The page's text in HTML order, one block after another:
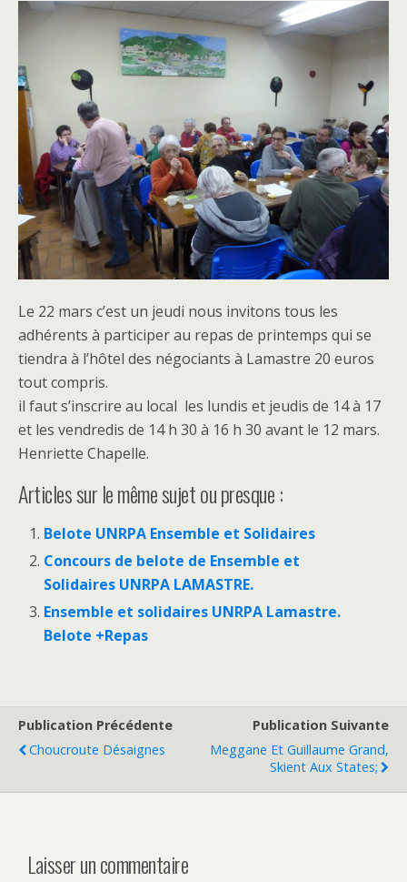
Le 22 mars c’est un jeudi nous invitons tous les
adhérents à participer au repas de printemps qui se
tiendra à l’hôtel des négociants à Lamastre 20 euros
tout compris.
il faut s’inscrire au local les lundis et jeudis de 14 à 17
et les vendredis de 14 h 30 à 16 h 30 avant le 12 mars.
Henriette Chapelle.
Articles sur le même sujet ou presque :
Belote UNRPA Ensemble et Solidaires
Concours de belote de Ensemble et
Solidaires UNRPA LAMASTRE.
Ensemble et solidaires UNRPA Lamastre.
Belote +Repas
Publication Précédente
Choucroute Désaignes
Publication Suivante
Meggane Et Guillaume Grand,
Skient Aux States;
Laisser un commentaire